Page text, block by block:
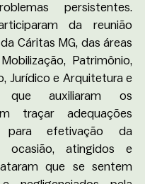
persistentes.
da reunião
Cáritas MG, das áreas
Patrimônio,
Jurídico e Arquitetura e
que auxiliaram os
traçar adequações
para efetivação da
ocasião, atingidos e
que se sentem